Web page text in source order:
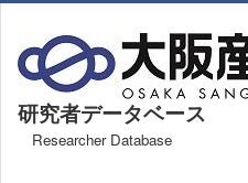
研究者データベース
Researcher Database